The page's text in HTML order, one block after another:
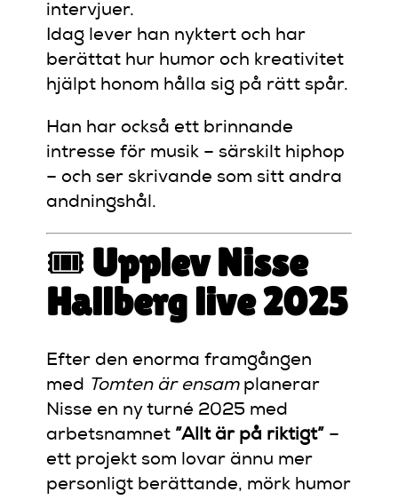
intervjuer.
Idag lever han nyktert och har
berättat hur humor och kreativitet
hjälpt honom hålla sig på rätt spår.
Han har också ett brinnande
intresse för musik – särskilt hiphop
– och ser skrivande som sitt andra
andningshål.
🎟️ Upplev Nisse
Hallberg live 2025
Efter den enorma framgången
med Tomten är ensamplanerar
Nisse en ny turné 2025 med
arbetsnamnet ”Allt är på riktigt” –
ett projekt som lovar ännu mer
personligt berättande, mörk humor